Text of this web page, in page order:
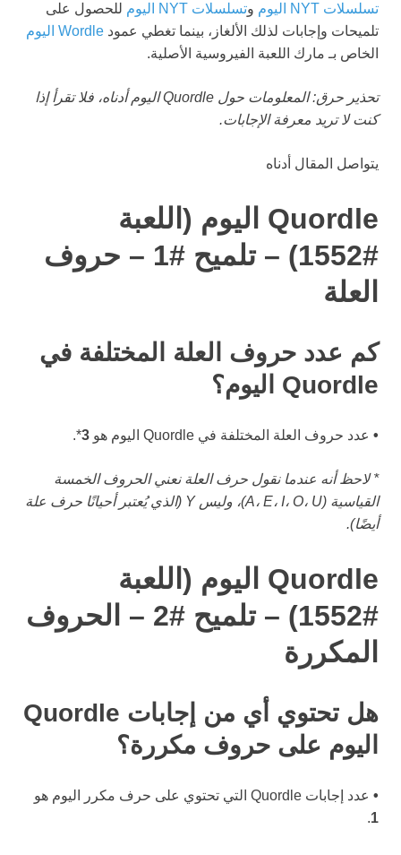
تسلسلات NYT اليوم
وتسلسلات NYT اليوم
للحصول على
تلميحات وإجابات لذلك الألغاز، بينما تغطي عمود Wordle اليوم
الخاص بـ مارك اللعبة الفيروسية الأصلية.
تحذير حرق: المعلومات حول Quordle اليوم أدناه، فلا تقرأ إذا
كنت لا تريد معرفة الإجابات.
يتواصل المقال أدناه
Quordle اليوم (اللعبة
#1552) – تلميح #1 – حروف
العلة
كم عدد حروف العلة المختلفة في
Quordle اليوم؟
• عدد حروف العلة المختلفة في Quordle اليوم هو 3
*.
* لاحظ أنه عندما نقول حرف العلة نعني الحروف الخمسة
القياسية (A، E، I، O، U)، وليس Y (الذي يُعتبر أحيانًا حرف علة
أيضًا).
Quordle اليوم (اللعبة
#1552) – تلميح #2 – الحروف
المكررة
هل تحتوي أي من إجابات Quordle
اليوم على حروف مكررة؟
• عدد إجابات Quordle التي تحتوي على حرف مكرر اليوم هو
1
.